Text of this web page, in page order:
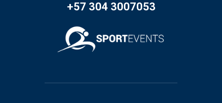
+57 304 3007053